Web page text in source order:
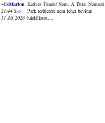
~CsMarton
21:44 Szo,
11 Júl 2026
Kedves Tünde! Nem. A Tátrai Nemzeti
Park területére nem lehet bevinni
háziállatot,...